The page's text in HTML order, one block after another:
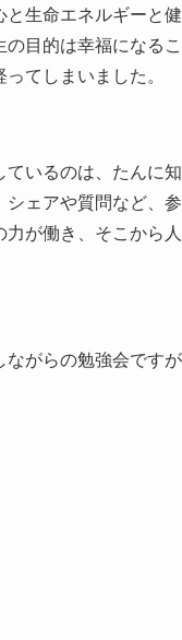
生命エネルギーと
目的は幸福になる
てしまいました。
いるのは、たんに
ェアや質問など、
が働き、そこから
がらの勉強会ですが